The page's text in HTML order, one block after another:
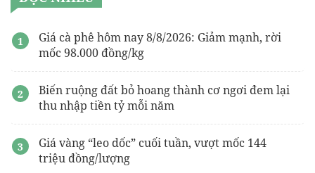
Giá cà phê hôm nay 8/8/2026: Giảm mạnh, rời
mốc 98.000 đồng/kg
Biến ruộng đất bỏ hoang thành cơ ngơi đem lại
thu nhập tiền tỷ mỗi năm
Giá vàng “leo dốc” cuối tuần, vượt mốc 144
triệu đồng/lượng